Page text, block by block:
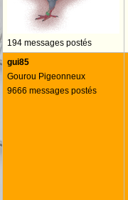
194 messages postés
gui85
Gourou Pigeonneux
9666 messages postés